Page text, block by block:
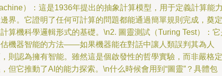
）：這是1936年提出的抽象計算模型，用于定義計算能
界。它證明了任何可計算的問題都能通過簡單規則完成，奠定
算機科學邏輯形式的基礎。\n2. 圖靈測試（Turing Test）：
機器智能的方法——如果機器能在對話中讓人類誤判其為人
，則認為擁有智能。雖然這是個啟發性的哲學實驗，而非嚴格定
，但它推動了AI的能力探索。\n什么時候會用到“圖靈”？具體包